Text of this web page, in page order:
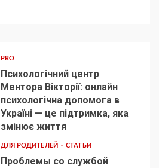
PRO
Психологічний центр
Ментора Вікторії: онлайн
психологічна допомога в
Україні — це підтримка, яка
змінює життя
ДЛЯ РОДИТЕЛЕЙ СТАТЬИ
Проблемы со службой